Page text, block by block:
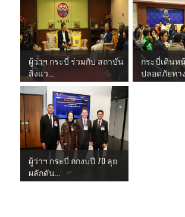
ผู้ว่าฯ กระบี่ ร่วมกับ สถาบัน
สิ่งแว...
กระบี่เดินห
ปลอดภัยทา
ผู้ว่าฯ กระบี่ ถกงบปี 70 ลุย
ผลักดัน...